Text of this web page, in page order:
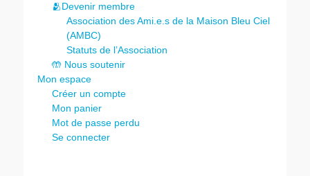
🫂Devenir membre
Association des Ami.e.s de la Maison Bleu Ciel
(AMBC)
Statuts de l’Association
🤲 Nous soutenir
Mon espace
Créer un compte
Mon panier
Mot de passe perdu
Se connecter